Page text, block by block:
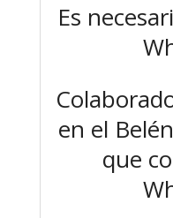
Es
en el
que